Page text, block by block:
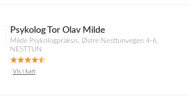
Psykolog Tor Olav Milde
Milde Psykologpraksis, Østre Nesttunvegen 4-6,
NESTTUN
Vis i kart